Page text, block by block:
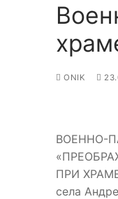
ONIK
ВОЕННО-
ПРИ
села